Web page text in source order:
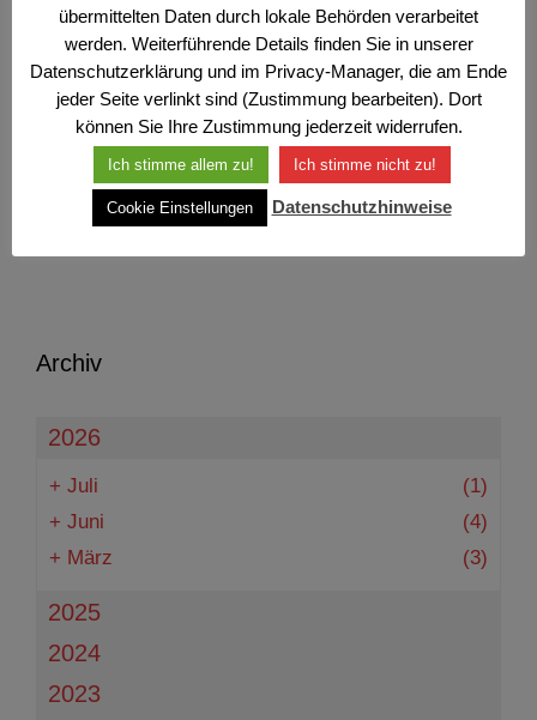
Sie Ihr neues Passwort ein
Archiv
2026
+ Juli
(1)
+ Juni
(4)
+ März (3)
2025
2024
2023
übermittelten Daten durch lokale Behörden verarbeitet
werden. Weiterführende Details finden Sie in unserer
Datenschutzerklärung und im Privacy-Manager, die am Ende
jeder Seite verlinkt sind (Zustimmung bearbeiten). Dort
können Sie Ihre Zustimmung jederzeit widerrufen.
Ich stimme allem zu! Ich stimme nicht zu!
Cookie Einstellungen Datenschutzhinweise